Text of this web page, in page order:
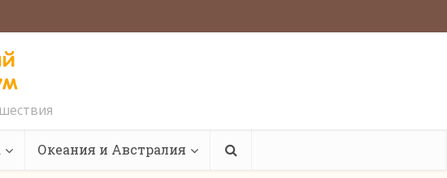
Океания и Австралия